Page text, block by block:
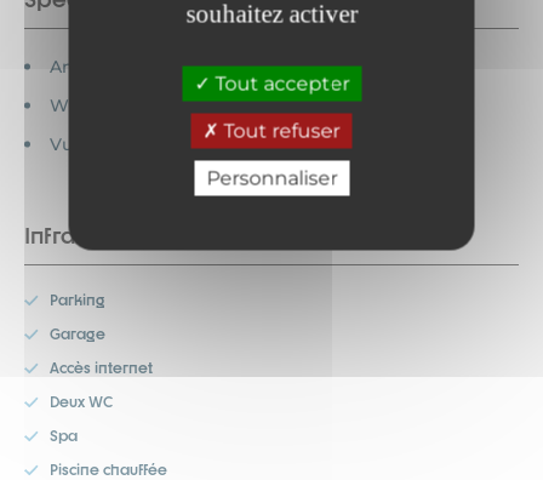
souhaitez activer
Tout accepter
Tout refuser
Personnaliser
Animaux interdits
WC hors salle de bain
Vue Montagne
Infrastructures
Parking
Garage
Accès internet
Deux WC
Spa
Piscine chauffée